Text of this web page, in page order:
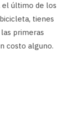
el último de los
tienes
primeras
costo alguno.